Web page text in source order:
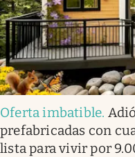
Oferta imbatible.
prefabricadas con
lista para vivir por